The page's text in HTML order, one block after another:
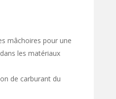
mâchoires pour une
les matériaux
de carburant du